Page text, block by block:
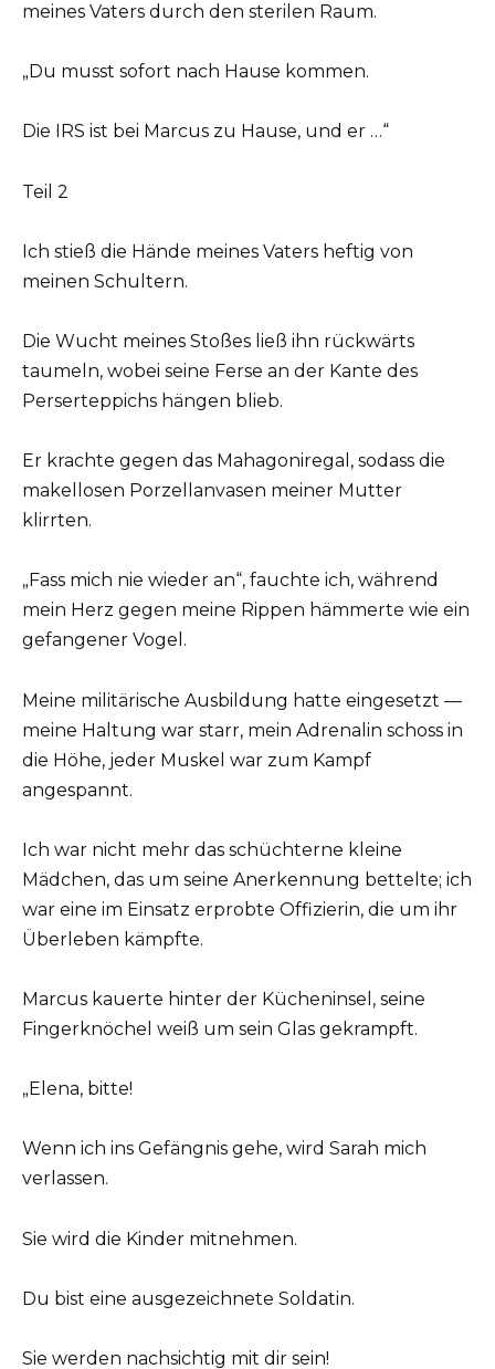
meines Vaters durch den sterilen Raum.
„Du musst sofort nach Hause kommen.
Die IRS ist bei Marcus zu Hause, und er …“
Teil 2
Ich stieß die Hände meines Vaters heftig von
meinen Schultern.
Die Wucht meines Stoßes ließ ihn rückwärts
taumeln, wobei seine Ferse an der Kante des
Perserteppichs hängen blieb.
Er krachte gegen das Mahagoniregal, sodass die
makellosen Porzellanvasen meiner Mutter
klirrten.
„Fass mich nie wieder an“, fauchte ich, während
mein Herz gegen meine Rippen hämmerte wie ein
gefangener Vogel.
Meine militärische Ausbildung hatte eingesetzt —
meine Haltung war starr, mein Adrenalin schoss in
die Höhe, jeder Muskel war zum Kampf
angespannt.
Ich war nicht mehr das schüchterne kleine
Mädchen, das um seine Anerkennung bettelte; ich
war eine im Einsatz erprobte Offizierin, die um ihr
Überleben kämpfte.
Marcus kauerte hinter der Kücheninsel, seine
Fingerknöchel weiß um sein Glas gekrampft.
„Elena, bitte!
Wenn ich ins Gefängnis gehe, wird Sarah mich
verlassen.
Sie wird die Kinder mitnehmen.
Du bist eine ausgezeichnete Soldatin.
Sie werden nachsichtig mit dir sein!